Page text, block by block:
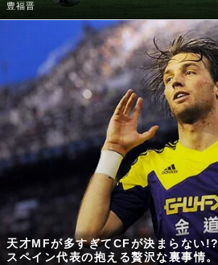
豊福晋
天才MFが多すぎてCFが決まらない!?
スペイン代表の抱える贅沢な裏事情。